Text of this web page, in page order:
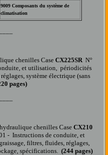
9009 Composants du système de
climatisation
chenilles CaseCX225SR N°
et utilisation, périodicités
système électrique (sans
pages)
chenilles Case CX210
- Instructions de conduite, et
filtres, fluides, réglages,
spécifications. (244 pages)